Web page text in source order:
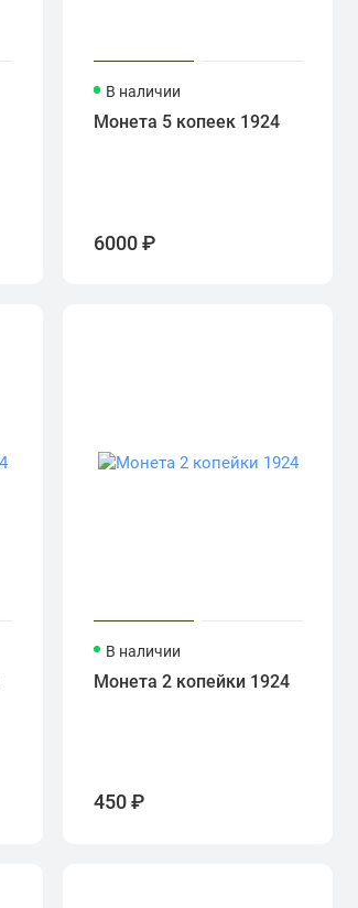
В наличии
Монета 5 копеек 1924
6000 ₽
В наличии
Монета 2 копейки 1924
450 ₽